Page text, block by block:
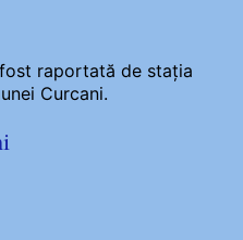
raportată de stația
Curcani.